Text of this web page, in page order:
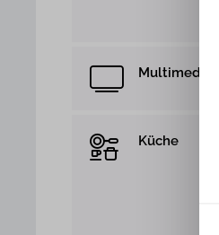
Multimedia
Küche